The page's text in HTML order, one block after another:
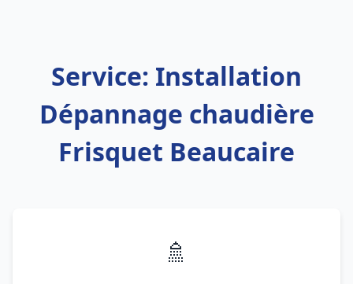
Service: Installation
Dépannage chaudière
Frisquet Beaucaire
🚿